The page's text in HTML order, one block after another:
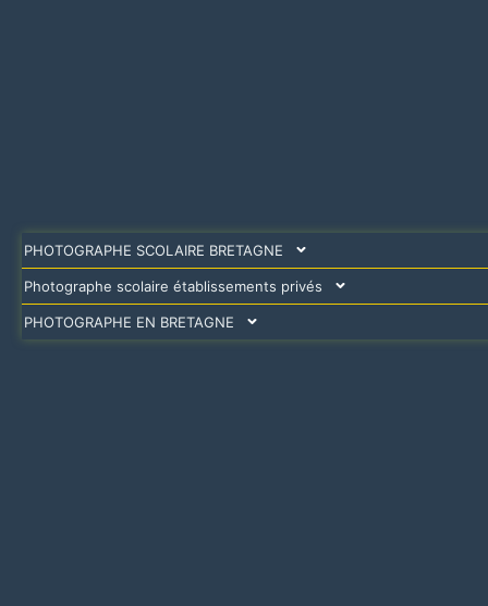
PHOTOGRAPHE SCOLAIRE BRETAGNE
Photographe scolaire établissements privés
PHOTOGRAPHE EN BRETAGNE